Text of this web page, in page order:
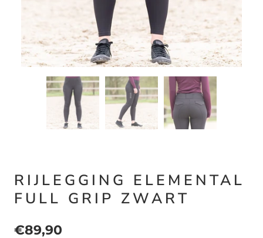
RIJLEGGING ELEMENTAL
FULL GRIP ZWART
€89,90